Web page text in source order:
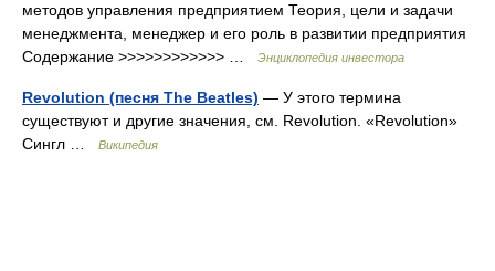
методов управления предприятием Теория, цели и задачи
менеджмента, менеджер и его роль в развитии предприятия
Содержание >>>>>>>>>>>> …
Энциклопедия инвестора
Revolution (песня The Beatles) — У этого термина
существуют и другие значения, см. Revolution. «Revolution»
Сингл …
Википедия